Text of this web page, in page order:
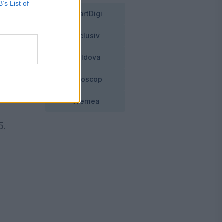
List of
SmartDigi
Exclusiv
Moldova
Horoscop
Vremea